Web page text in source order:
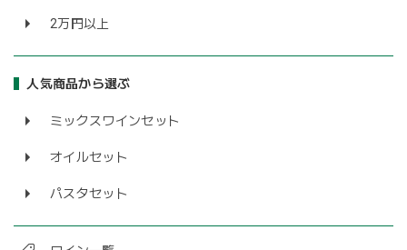
2万円以上
人気商品から選ぶ
ミックスワインセット
オイルセット
パスタセット